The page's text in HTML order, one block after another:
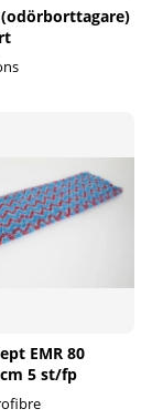
EMR 80
5 st/fp